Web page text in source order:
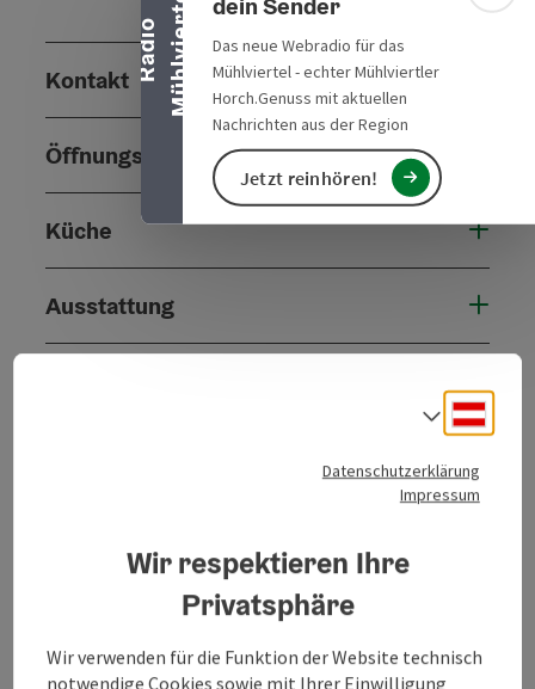
R
a
d
i
o
M
ü
h
l
v
i
e
r
t
e l
Das neue Webradio für das
Mühlviertel - echter Mühlviertler
Horch.Genuss mit aktuellen
Nachrichten aus der Region
Jetzt reinhören!
Kontakt
Öffnungszeiten
Küche
Ausstattung
Barrierefreiheit
Mehr Entdecken
Datenschutzerklärung
Impressum
Wir respektieren Ihre
Privatsphäre
Wir verwenden für die Funktion der Website technisch
notwendige Cookies sowie mit Ihrer Einwilligung